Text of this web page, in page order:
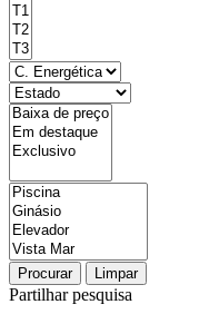
Procurar Limpar
Partilhar pesquisa